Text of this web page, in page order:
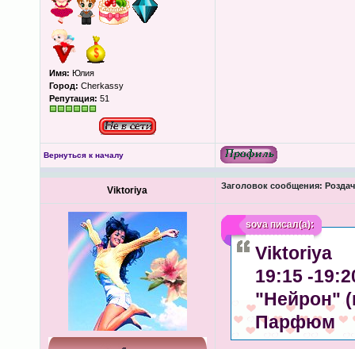
Имя: Юлия
Город: Cherkassy
Репутация: 51
Вернуться к началу
Viktoriya Заголовок сообщения:
sovaписал(а):
Viktoriya
19:15 -
"Нейрон"
Парфюм